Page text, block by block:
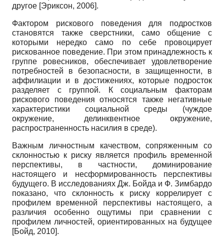
другое [Эриксон, 2006].
Фактором рискового поведения для подростков
становятся также сверстники, само общение с
которыми нередко само по себе провоцирует
рискованное поведение. При этом принадлежность к
группе ровесников, обеспечивает удовлетворение
потребностей в безопасности, в защищенности, в
аффилиации и в достижениях, которые подросток
разделяет с группой. К социальным факторам
рискового поведения относятся также негативные
характеристики социальной среды (чуждое
окружение, делинквентное окружение,
распространенность насилия в среде).
Важным личностным качеством, сопряженным со
склонностью к риску является профиль временной
перспективы, в частности, доминирование
настоящего и несформированность перспективы
будущего. В исследованиях Дж. Бой­да и Ф. Зимбардо
показано, что склонность к риску коррелирует с
профилем временной перспективы настоящего, а
различия особенно ощутимы при сравнении с
профилем личностей, ориентированных на будущее
[Бойд, 2010].